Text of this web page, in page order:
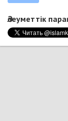
Әлеуметтік